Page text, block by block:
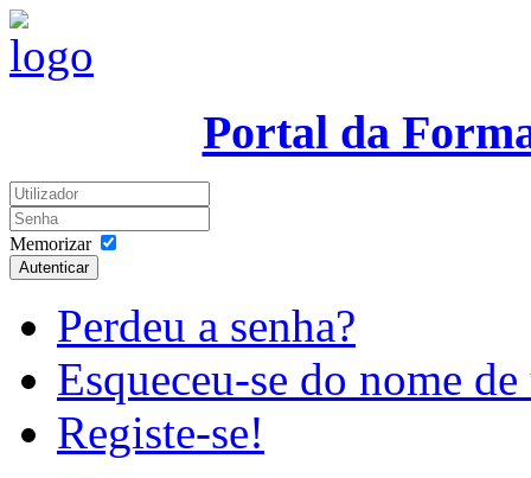
Portal da
Memorizar
Autenticar
Perdeu a senha?
Esqueceu-se do nome
Registe-se!